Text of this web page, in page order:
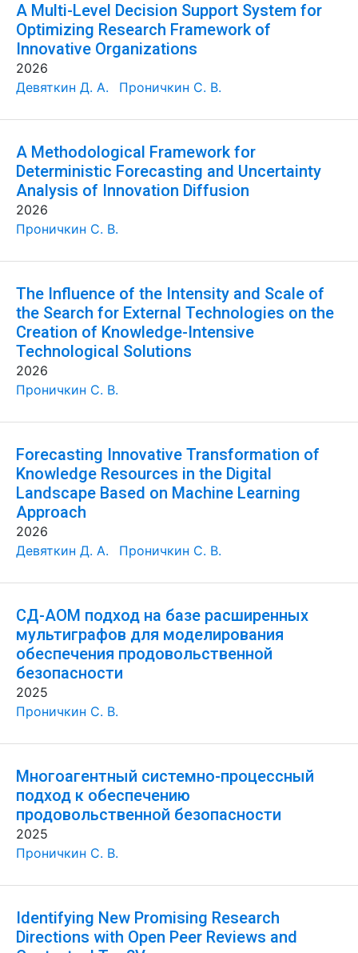
A Multi-Level Decision Support System for
Optimizing Research Framework of
Innovative Organizations
2026
Девяткин Д. А.
Проничкин С. В.
A Methodological Framework for
Deterministic Forecasting and Uncertainty
Analysis of Innovation Diffusion
2026
Проничкин С. В.
The Influence of the Intensity and Scale of
the Search for External Technologies on the
Creation of Knowledge-Intensive
Technological Solutions
2026
Проничкин С. В.
Forecasting Innovative Transformation of
Knowledge Resources in the Digital
Landscape Based on Machine Learning
Approach
2026
Девяткин Д. А.
Проничкин С. В.
СД-АОМ подход на базе расширенных
мультиграфов для моделирования
обеспечения продовольственной
безопасности
2025
Проничкин С. В.
Многоагентный системно-процессный
подход к обеспечению
продовольственной безопасности
2025
Проничкин С. В.
Identifying New Promising Research
Directions with Open Peer Reviews and